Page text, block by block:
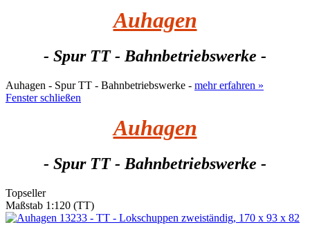
Auhagen
- Spur TT - Bahnbetriebswerke -
Auhagen - Spur TT - Bahnbetriebswerke - mehr erfahren »
Fenster schließen
Auhagen
- Spur TT - Bahnbetriebswerke -
Topseller
Maßstab 1:120 (TT)